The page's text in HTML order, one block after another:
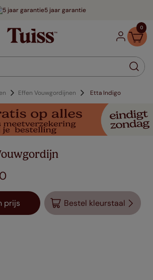
5 jaar garantie
0
Effen Vouwgordijnen Etta Indigo
prijs Bestel kleurstaal